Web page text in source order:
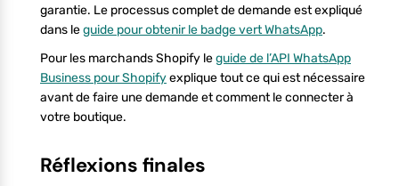
garantie. Le processus complet de demande est expliqué
dans leguide pour obtenir le badge vert WhatsApp.
Pour les marchands Shopify leguide de l’API WhatsApp
Business pour Shopifyexplique tout ce qui est nécessaire
avant de faire une demande et comment le connecter à
votre boutique.
Réflexions finales